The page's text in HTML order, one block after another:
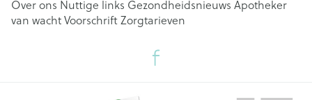
Over ons Nuttige links Gezondheidsnieuws Apotheker
van wachtVoorschriftZorgtarieven